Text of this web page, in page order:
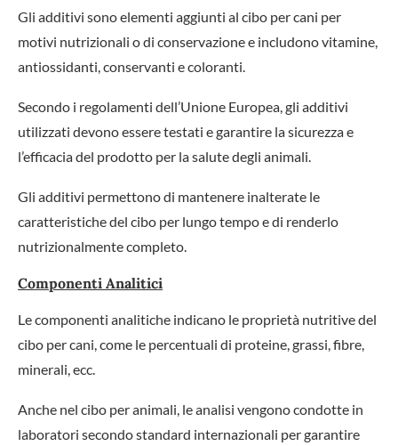
Gli additivi sono elementi aggiunti al cibo per cani per
motivi nutrizionali o di conservazione e includono vitamine,
antiossidanti, conservanti e coloranti.
Secondo i regolamenti dell’Unione Europea, gli additivi
utilizzati devono essere testati e garantire la sicurezza e
l’efficacia del prodotto per la salute degli animali.
Gli additivi permettono di mantenere inalterate le
caratteristiche del cibo per lungo tempo e di renderlo
nutrizionalmente completo.
Componenti Analitici
Le componenti analitiche indicano le proprietà nutritive del
cibo per cani, come le percentuali di proteine, grassi, fibre,
minerali, ecc.
Anche nel cibo per animali, le analisi vengono condotte in
laboratori secondo standard internazionali per garantire